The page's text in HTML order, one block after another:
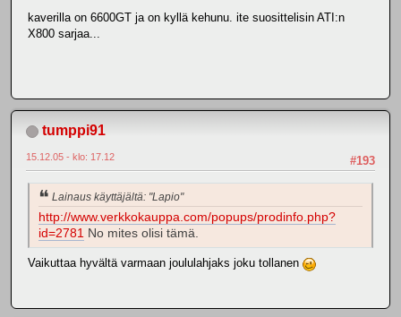
kaverilla on 6600GT ja on kyllä kehunu. ite suosittelisin ATI:n
X800 sarjaa...
tumppi91
#193
15.12.05 - klo: 17.12
Lainaus käyttäjältä: "Lapio"
http://www.verkkokauppa.com/popups/prodinfo.php?
id=2781
No mites olisi tämä.
Vaikuttaa hyvältä varmaan joululahjaks joku tollanen